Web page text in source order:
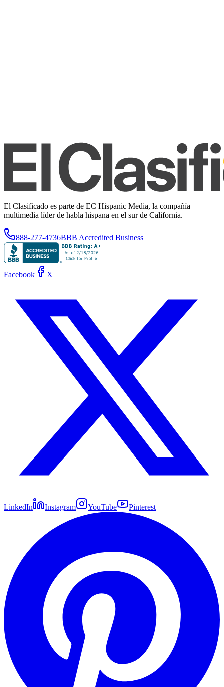
El Clasificado es parte de EC Hispanic Media, la compañía
multimedia líder de habla hispana en el sur de California.
888-277-4736BBB Accredited Business
Facebook X
LinkedIn Instagram YouTube Pinterest